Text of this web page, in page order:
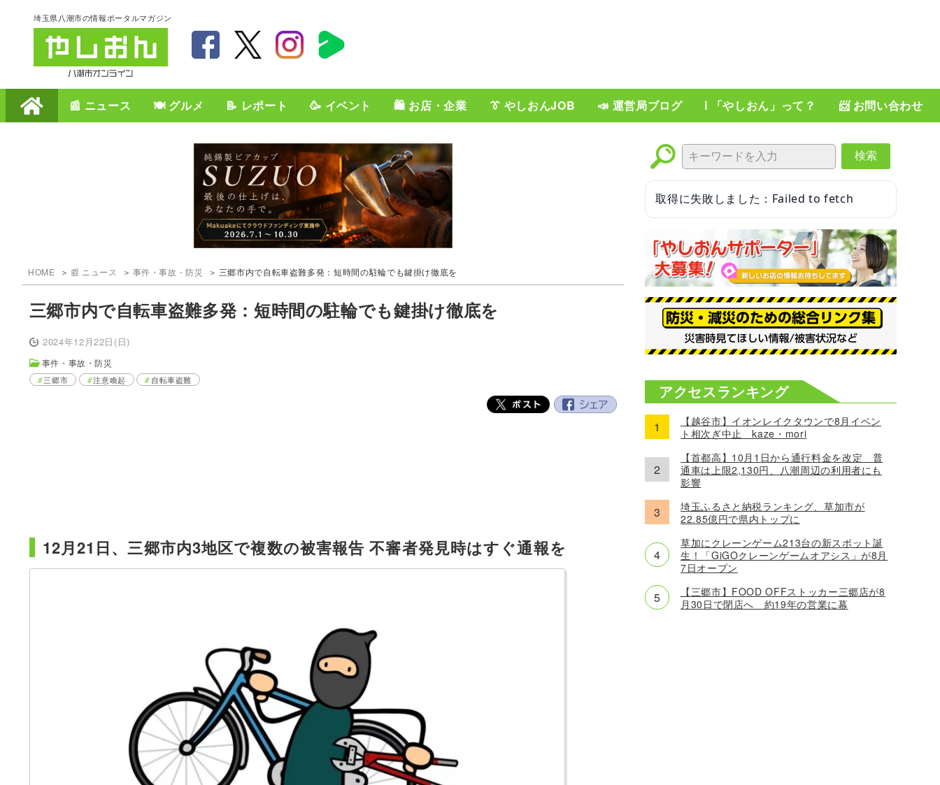
埼玉県八潮市の情報ポータルマガジン
📰 ニュース 🍽️ グルメ 📝 レポート 🥳 イベント 🛍️ お店・企業 👔 やしおんJOB 📣 運営局ブログ ℹ️ 「やしおん」って？ 📨 お問い合わせ
HOME 📰 ニュース 事件・事故・防災 三郷市内で自転車盗難多発：短時間の駐輪でも鍵掛け徹底を
三郷市内で自転車盗難多発：短時間の駐輪でも鍵掛け徹底を
2024年12月22日(日)
事件・事故・防災
三郷市 注意喚起 自転車盗難
12月21日、三郷市内3地区で複数の被害報告 不審者発見時はすぐ通報を
検索
取得に失敗しました：Failed to fetch
アクセスランキング
【越谷市】イオンレイクタウンで8月イベン
ト相次ぎ中止 kaze・mori
【首都高】10月1日から通行料金を改定 普
通車は上限2,130円、八潮周辺の利用者にも
影響
埼玉ふるさと納税ランキング、草加市が
22.85億円で県内トップに
草加にクレーンゲーム213台の新スポット誕
生！「GiGOクレーンゲームオアシス」が8月
7日オープン
【三郷市】FOOD OFFストッカー三郷店が8
月30日で閉店へ 約19年の営業に幕